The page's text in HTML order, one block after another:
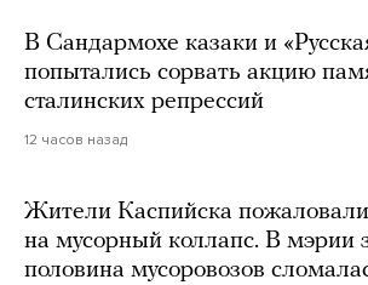
В Сандармохе казаки и
попытались сорвать акцию
сталинских репрессий
12 часов назад
Жители Каспийска
на мусорный коллапс. В мэрии
половина мусоровозов